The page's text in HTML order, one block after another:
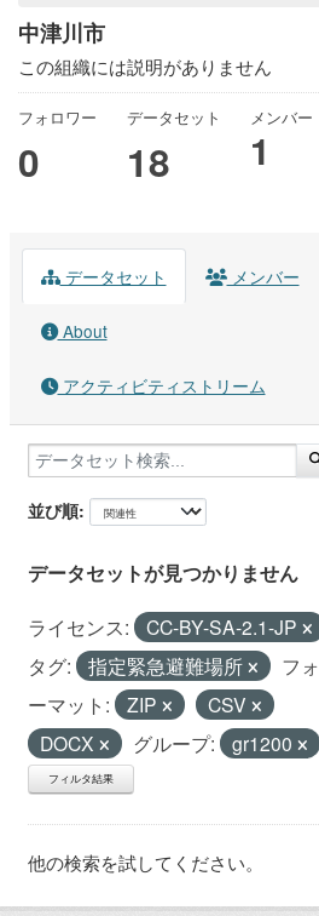
中津川市
この組織には説明がありません
フォロワー
0
データセット
18
メンバー
1
データセット メンバー
About
アクティビティストリーム
並び順
データセットが見つかりません
ライセンス:
CC-BY-SA-2.1-JP
タグ:
指定緊急避難場所
フォ
ーマット:
ZIP
CSV
DOCX
グループ: gr1200
フィルタ結果
他の検索を試してください。